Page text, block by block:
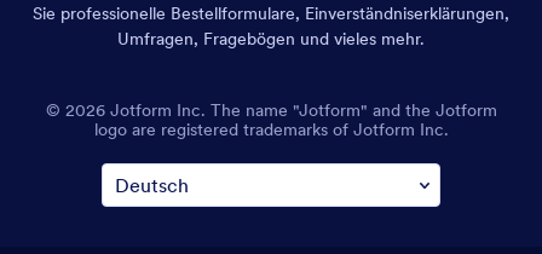
Sie professionelle Bestellformulare, Einverständniserklärungen,
Umfragen, Fragebögen und vieles mehr.
© 2026 Jotform Inc. The name "Jotform" and the Jotform
logo are registered trademarks of Jotform Inc.